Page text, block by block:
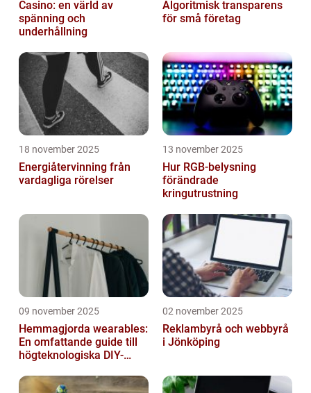
Casino: en värld av
spänning och
underhållning
Algoritmisk transparens
för små företag
18 november 2025
Energiåtervinning från
vardagliga rörelser
13 november 2025
Hur RGB-belysning
förändrade
kringutrustning
09 november 2025
Hemmagjorda wearables:
En omfattande guide till
högteknologiska DIY-
02 november 2025
Reklambyrå och webbyrå
i Jönköping